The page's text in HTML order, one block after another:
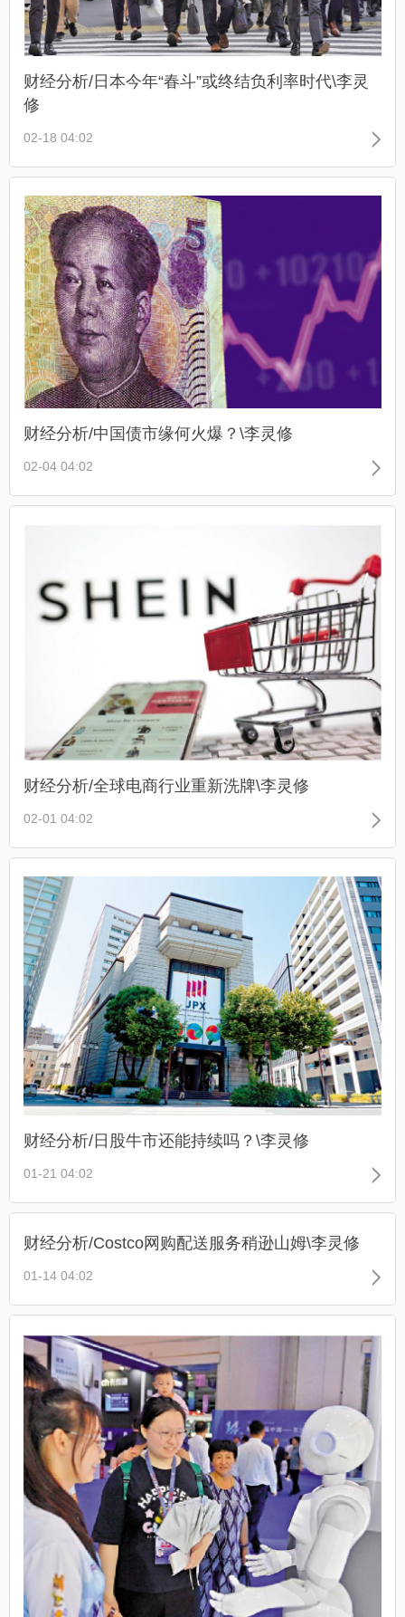
财经分析/日本今年“春斗”或终结负利率时代\李灵
修
02-18 04:02
财经分析/中国债市缘何火爆？\李灵修
02-04 04:02
财经分析/全球电商行业重新洗牌\李灵修
02-01 04:02
财经分析/日股牛市还能持续吗？\李灵修
01-21 04:02
财经分析/Costco网购配送服务稍逊山姆\李灵修
01-14 04:02